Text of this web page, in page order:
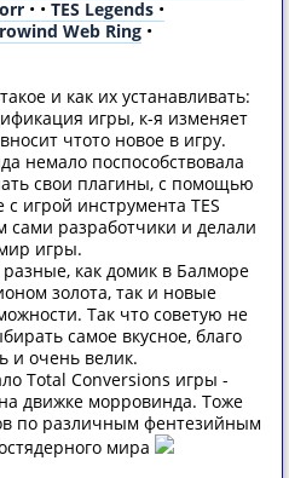
• • TES Legends •
Web Ring•
и как их устанавливать:
игры, к-я изменяет
чтото новое в игру.
немало поспособствовала
свои плагины, с помощью
с игрой инструмента TES
сами разработчики и делали
игры.
как домик в Балморе
золота, так и новые
Так что советую не
самое вкусное, благо
и очень велик.
Total Conversions игры -
движке морровинда. Тоже
по различным фентезийным
мира